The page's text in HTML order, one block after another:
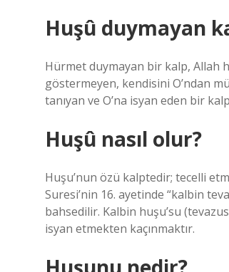
Huşû duymayan
Hürmet duymayan bir kalp, Allah
göstermeyen, kendisini O’ndan
tanıyan ve O’na isyan eden bir
Huşû nasıl olur?
Huşu’nun özü kalptedir; tecelli
Suresi’nin 16. ayetinde “kalbin
bahsedilir. Kalbin huşu’su
isyan etmekten kaçınmaktır.